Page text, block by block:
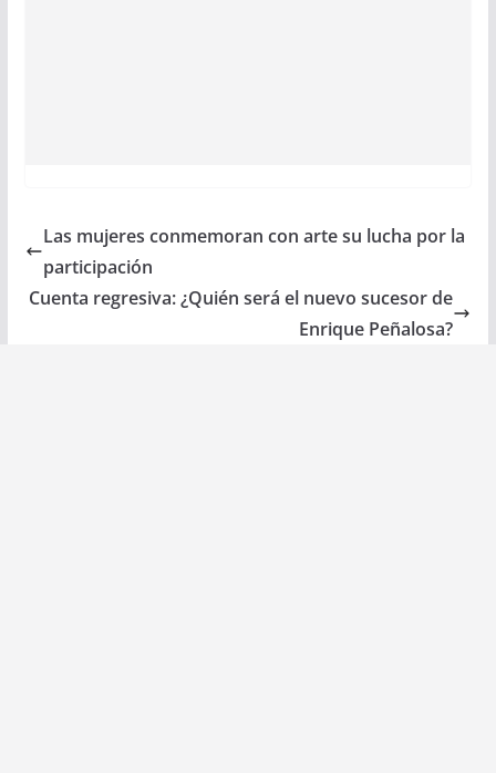
Las mujeres conmemoran con arte su lucha por la
participación
Cuenta regresiva: ¿Quién será el nuevo sucesor de
Enrique Peñalosa?